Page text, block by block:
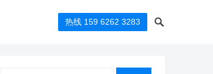
热线 159 6262 3283